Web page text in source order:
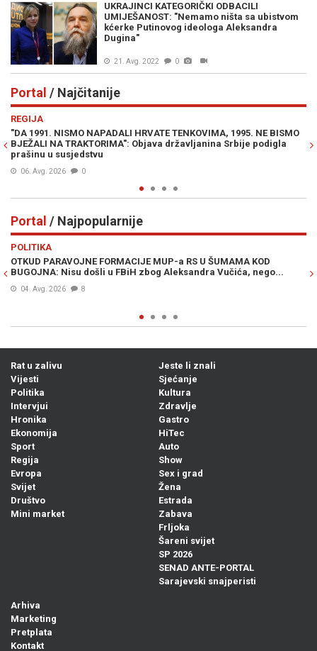
UKRAJINCI KATEGORIČKI ODBACILI
UMIJEŠANOST: "Nemamo ništa sa ubistvom
kćerke Putinovog ideologa Aleksandra
Dugina"
21. Avg. 2022 0
Portal / Najčitanije
REGIJA
"DA 1991. NISMO NAPADALI HRVATE TENKOVIMA, 1995. NE BISMO
BJEŽALI NA TRAKTORIMA": Objava državljanina Srbije podigla
prašinu u susjedstvu
06. Avg. 2026 0
Portal / Najpopularnije
POLITIKA
OTKUD PARAVOJNE FORMACIJE MUP-a RS U ŠUMAMA KOD
BUGOJNA: Nisu došli u FBiH zbog Aleksandra Vučića, nego...
04. Avg. 2026 8
Rat u zalivu
Vijesti
Politika
Intervjui
Hronika
Ekonomija
Sport
Regija
Evropa
Svijet
Društvo
Mini market
Jeste li znali
Sjećanje
Kultura
Zdravlje
Gastro
HiTec
Auto
Show
Sex i grad
Žena
Estrada
Zabava
Frljoka
Šareni svijet
SP 2026
SENAD ANTE-PORTAL
Sarajevski snajperisti
Arhiva
Marketing
Pretplata
Kontakt